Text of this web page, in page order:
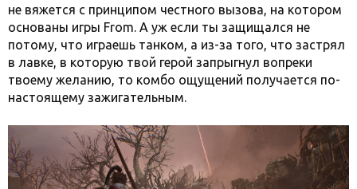
не вяжется с принципом честного вызова, на котором
основаны игры From. А уж если ты защищался не
потому, что играешь танком, а из-за того, что застрял
в лавке, в которую твой герой запрыгнул вопреки
твоему желанию, то комбо ощущений получается по-
настоящему зажигательным.